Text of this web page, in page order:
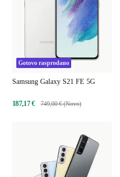
Gotovo rasprodano
Samsung Galaxy S21 FE 5G
187,17 € 749,00 € (Novo)